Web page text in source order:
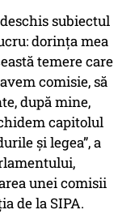
subiectul
dorinţa mea
temere care
comisie, să
după mine,
capitolul
şi legea”, a
unei comisii
de la SIPA.